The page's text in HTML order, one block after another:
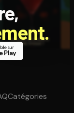
sur
Play
Catégories